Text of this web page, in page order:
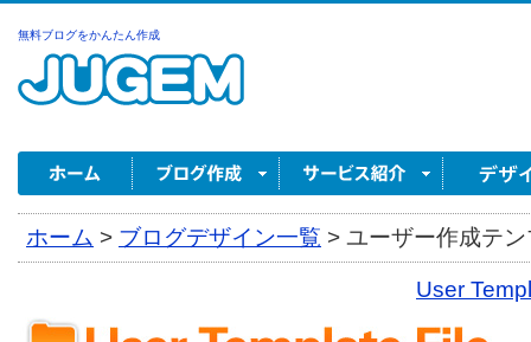
無料ブログをかんたん作成
ホーム > ブログデザイン一覧 > ユーザー作成テ
User